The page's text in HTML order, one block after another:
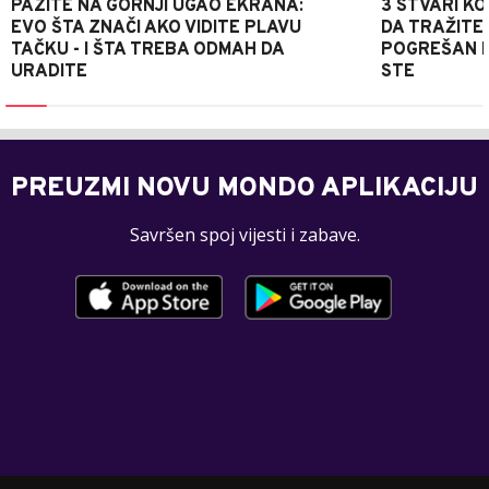
PAZITE NA GORNJI UGAO EKRANA:
EVO ŠTA ZNAČI AKO VIDITE PLAVU
TAČKU - I ŠTA TREBA ODMAH DA
URADITE
3 STVARI
DA TRAŽITE
POGREŠAN
STE
PREUZMI NOVU MONDO APLIKACIJU
Savršen spoj vijesti i zabave.